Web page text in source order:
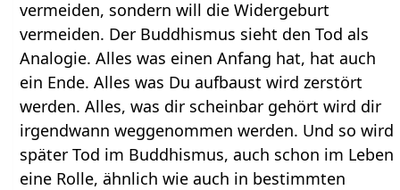
vermeiden, sondern will die Widergeburt
vermeiden. Der Buddhismus sieht den Tod als
Analogie. Alles was einen Anfang hat, hat auch
ein Ende. Alles was Du aufbaust wird zerstört
werden. Alles, was dir scheinbar gehört wird dir
irgendwann weggenommen werden. Und so wird
später Tod im Buddhismus, auch schon im Leben
eine Rolle, ähnlich wie auch in bestimmten